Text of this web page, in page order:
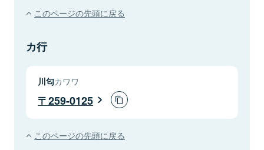
このページの先頭に戻る
カ行
川匂カワワ
259-0125
このページの先頭に戻る